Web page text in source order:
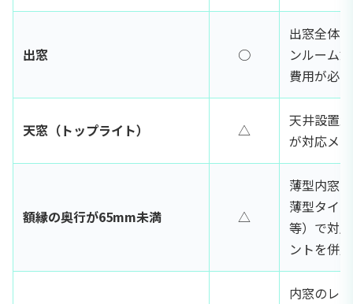
出窓 ○
出窓全体
ンルーム
費用が必要
天窓（トップライト） △
天井設置
が対応メ
額縁の奥行が65mm未満 △
薄型内窓
薄型タイ
等）で対
ントを併用
内窓のレ